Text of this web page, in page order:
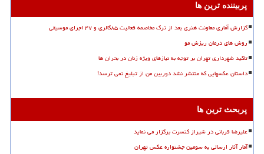
پربیننده ترین ها
گزارش آماری معاونت هنری بعد از ترک مخاصمه فعالیت ۸۵گالری و ۴۷ اجرای موسیقی
روش های درمان ریزش مو
تاکید شهرداری تهران بر توجه به نیازهای ویژه زنان در بحران ها
داستان عکسهایی که منتشر نشد دوربین من از تبلیغ نمی ترسد!
پربحث ترین ها
علیرضا قربانی در شیراز کنسرت برگزار می نماید
آمار آثار ارسالی به سومین جشنواره عکس تهران